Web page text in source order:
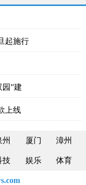
起施行
”建
上线
州 厦门 漳州
技 娱乐 体育